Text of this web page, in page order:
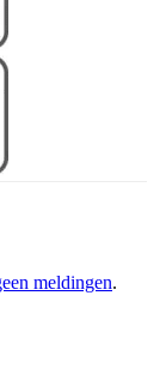
meldingen.